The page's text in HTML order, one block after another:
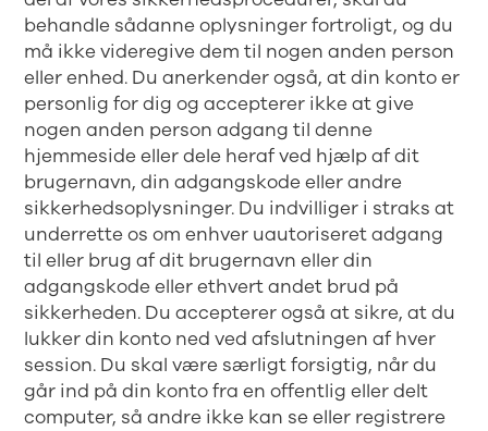
behandle sådanne oplysninger fortroligt, og du
må ikke videregive dem til nogen anden person
eller enhed. Du anerkender også, at din konto er
personlig for dig og accepterer ikke at give
nogen anden person adgang til denne
hjemmeside eller dele heraf ved hjælp af dit
brugernavn, din adgangskode eller andre
sikkerhedsoplysninger. Du indvilliger i straks at
underrette os om enhver uautoriseret adgang
til eller brug af dit brugernavn eller din
adgangskode eller ethvert andet brud på
sikkerheden. Du accepterer også at sikre, at du
lukker din konto ned ved afslutningen af hver
session. Du skal være særligt forsigtig, når du
går ind på din konto fra en offentlig eller delt
computer, så andre ikke kan se eller registrere